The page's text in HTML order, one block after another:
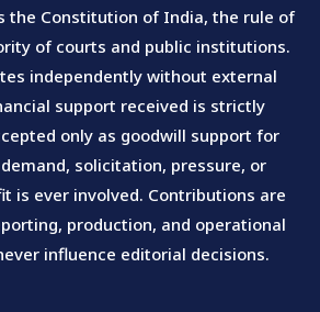
the Constitution of India, the rule of
of courts and public institutions.
independently without external
support received is strictly
only as goodwill support for
solicitation, pressure, or
is ever involved. Contributions are
production, and operational
influence editorial decisions.